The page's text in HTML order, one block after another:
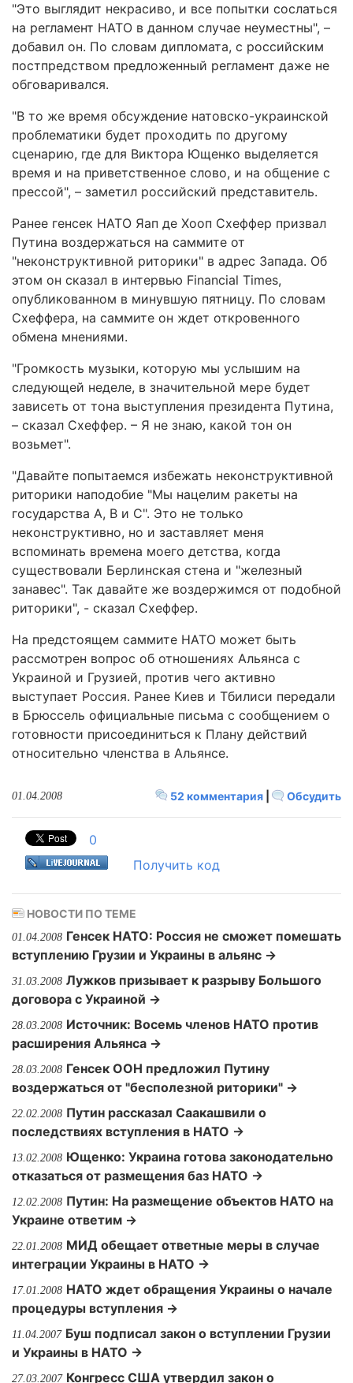
"Это выглядит некрасиво, и все попытки сослаться
на регламент НАТО в данном случае неуместны", –
добавил он. По словам дипломата, с российским
постпредством предложенный регламент даже не
обговаривался.
"В то же время обсуждение натовско-украинской
проблематики будет проходить по другому
сценарию, где для Виктора Ющенко выделяется
время и на приветственное слово, и на общение с
прессой", – заметил российский представитель.
Ранее генсек НАТО Яап де Хооп Схеффер призвал
Путина воздержаться на саммите от
"неконструктивной риторики" в адрес Запада. Об
этом он сказал в интервью Financial Times,
опубликованном в минувшую пятницу. По словам
Схеффера, на саммите он ждет откровенного
обмена мнениями.
"Громкость музыки, которую мы услышим на
следующей неделе, в значительной мере будет
зависеть от тона выступления президента Путина,
– сказал Схеффер. – Я не знаю, какой тон он
возьмет".
"Давайте попытаемся избежать неконструктивной
риторики наподобие "Мы нацелим ракеты на
государства А, В и С". Это не только
неконструктивно, но и заставляет меня
вспоминать времена моего детства, когда
существовали Берлинская стена и "железный
занавес". Так давайте же воздержимся от подобной
риторики", - сказал Схеффер.
На предстоящем саммите НАТО может быть
рассмотрен вопрос об отношениях Альянса с
Украиной и Грузией, против чего активно
выступает Россия. Ранее Киев и Тбилиси передали
в Брюссель официальные письма с сообщением о
готовности присоединиться к Плану действий
относительно членства в Альянсе.
52 комментария Обсудить
01.04.2008
0
Получить код
НОВОСТИ ПО ТЕМЕ
01.04.2008 Генсек НАТО: Россия не сможет помешать
вступлению Грузии и Украины в альянс →
31.03.2008 Лужков призывает к разрыву Большого
договора с Украиной →
28.03.2008 Источник: Восемь членов НАТО против
расширения Альянса →
28.03.2008 Генсек ООН предложил Путину
воздержаться от "бесполезной риторики" →
22.02.2008 Путин рассказал Саакашвили о
последствиях вступления в НАТО →
13.02.2008 Ющенко: Украина готова законодательно
отказаться от размещения баз НАТО →
12.02.2008 Путин: На размещение объектов НАТО на
Украине ответим →
22.01.2008 МИД обещает ответные меры в случае
интеграции Украины в НАТО →
17.01.2008 НАТО ждет обращения Украины о начале
процедуры вступления →
11.04.2007 Буш подписал закон о вступлении Грузии
и Украины в НАТО →
27.03.2007 Конгресс США утвердил закон о